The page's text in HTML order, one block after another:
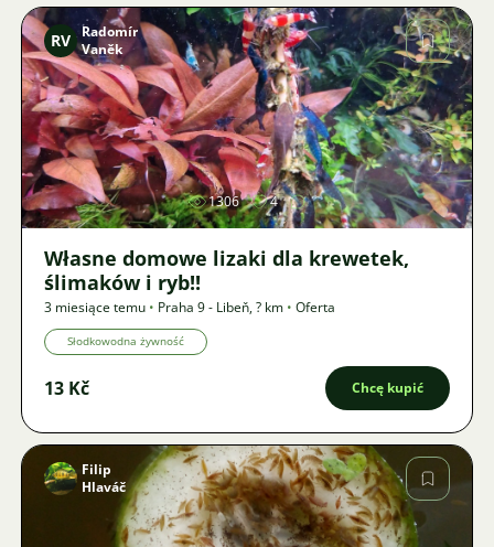
Zdjęcie
RV Radomír
Vaněk
1306 4
Własne domowe lizaki dla krewetek,
ślimaków i ryb!!
3 miesiące temu • Praha 9 - Libeň,? km • Oferta
Słodkowodna żywność
13 Kč Chcę kupić
Filip
Hlaváč